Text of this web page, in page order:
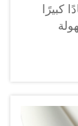
كبيرًا
أساسية